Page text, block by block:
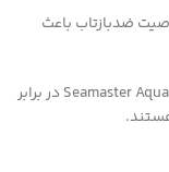
ضدبازتاب باعث
مقاومت مغناطیسی: برخی از مدل‌ها مانند Seamaster Aqua Terra در برابر